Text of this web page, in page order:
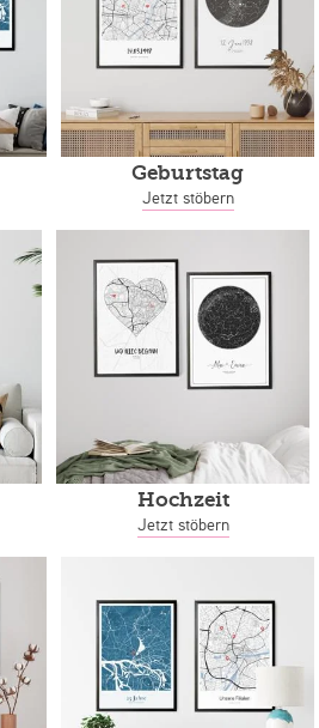
Geburtstag
Jetzt stöbern
Hochzeit
Jetzt stöbern